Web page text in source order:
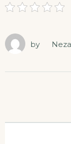
by